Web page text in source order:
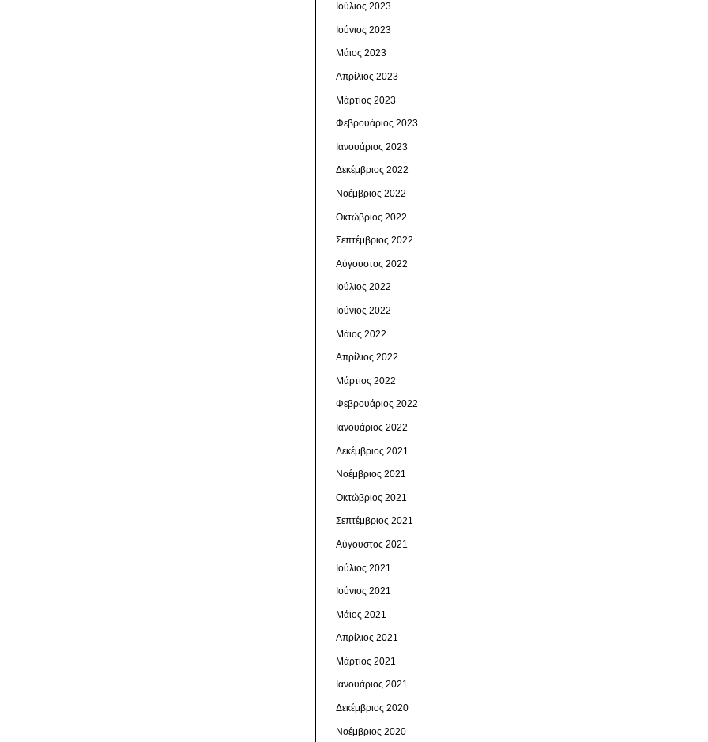
Ιούλιος 2023
Ιούνιος 2023
Μάιος 2023
Απρίλιος 2023
Μάρτιος 2023
Φεβρουάριος 2023
Ιανουάριος 2023
Δεκέμβριος 2022
Νοέμβριος 2022
Οκτώβριος 2022
Σεπτέμβριος 2022
Αύγουστος 2022
Ιούλιος 2022
Ιούνιος 2022
Μάιος 2022
Απρίλιος 2022
Μάρτιος 2022
Φεβρουάριος 2022
Ιανουάριος 2022
Δεκέμβριος 2021
Νοέμβριος 2021
Οκτώβριος 2021
Σεπτέμβριος 2021
Αύγουστος 2021
Ιούλιος 2021
Ιούνιος 2021
Μάιος 2021
Απρίλιος 2021
Μάρτιος 2021
Ιανουάριος 2021
Δεκέμβριος 2020
Νοέμβριος 2020